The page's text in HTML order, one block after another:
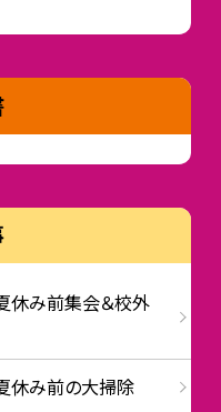
休み前集会＆校外
休み前の大掃除